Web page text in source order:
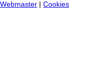
Webmaster
Cookies